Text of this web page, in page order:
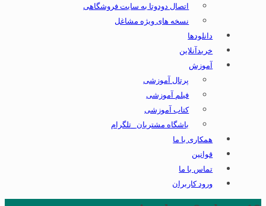
اتصال دودوتا به سایت فروشگاهی
نسخه های ویژه مشاغل
دانلودها
خریدآنلاین
آموزش
پرتال آموزشی
فیلم آموزشی
کتاب آموزشی
باشگاه مشتریان _تلگرام
همکاری با ما
قوانین
تماس با ما
ورود کاربران